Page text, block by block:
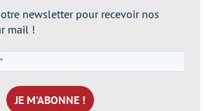
newsletter pour recevoir nos
mail !
e-
mail
*